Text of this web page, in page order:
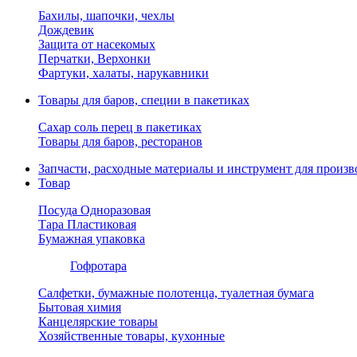
Бахилы, шапочки, чехлы
Дождевик
Защита от насекомых
Перчатки, Верхонки
Фартуки, халаты, нарукавники
Товары для баров, специи в пакетиках
Сахар соль перец в пакетиках
Товары для баров, ресторанов
Запчасти, расходные материалы и инструмент для
Товар
Посуда Одноразовая
Тара Пластиковая
Бумажная упаковка
Гофротара
Салфетки, бумажные полотенца, туалетная бумага
Бытовая химия
Канцелярские товары
Хозяйственные товары, кухонные